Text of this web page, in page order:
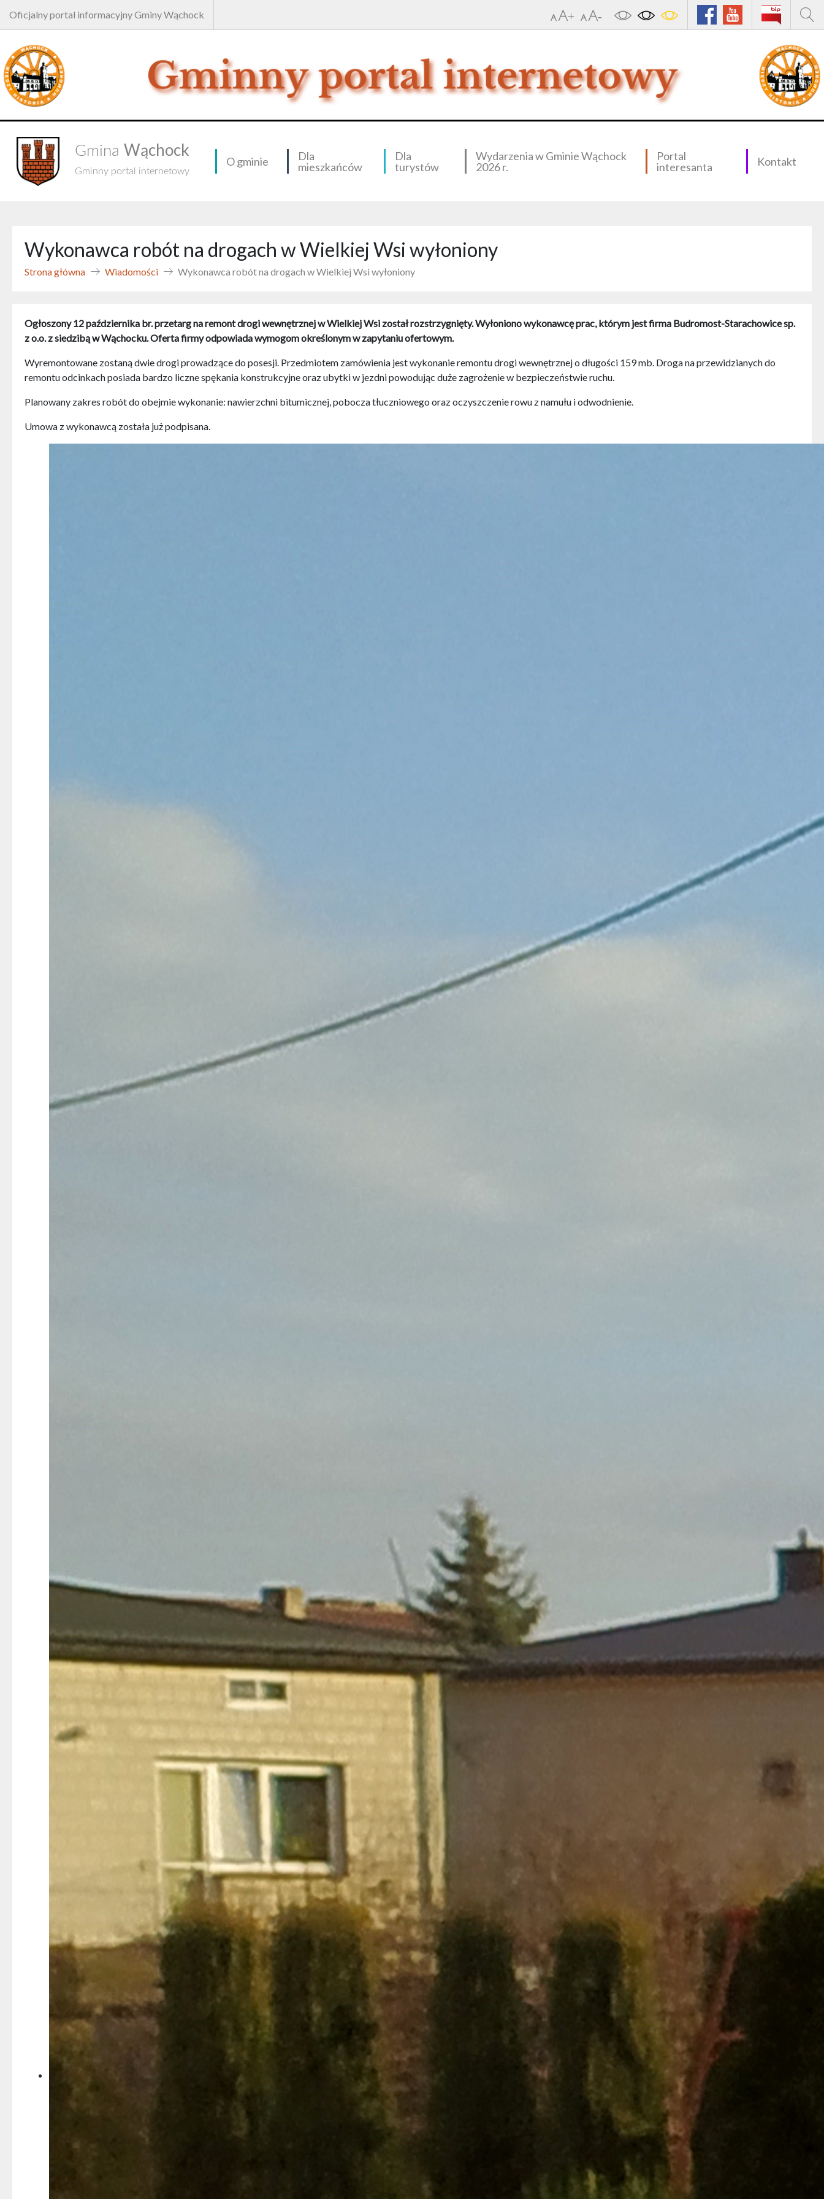
Oficjalny portal informacyjny Gminy Wąchock
Gmina Wąchock
Gminny portal internetowy
O gminie
Dla
mieszkańców
Dla
turystów
Wydarzenia w Gminie Wąchock
2026 r.
Portal
interesanta
Kontakt
Wykonawca robót na drogach w Wielkiej Wsi wyłoniony
Strona główna Wiadomości Wykonawca robót na drogach w Wielkiej Wsi wyłoniony
Ogłoszony 12 października br. przetarg naremont drogi wewnętrznej w Wielkiej Wsi został rozstrzygnięty. Wyłoniono wykonawcę prac, którym jest firma Budromost-Starachowice sp.
z o.o. z siedzibą w Wąchocku. Oferta firmy odpowiada wymogom określonym w zapytaniu ofertowym.
Wyremontowane zostaną dwie drogi prowadzące do posesji. Przedmiotem zamówienia jest wykonanie remontu drogi wewnętrznej o długości 159 mb. Droga na przewidzianych do
remontu odcinkach posiada bardzo liczne spękania konstrukcyjne oraz ubytki w jezdni powodując duże zagrożenie w bezpieczeństwie ruchu.
Planowany zakres robót do obejmie wykonanie: nawierzchni bitumicznej, pobocza tłuczniowego oraz oczyszczenie rowu z namułu i odwodnienie.
Umowa z wykonawcą została już podpisana.